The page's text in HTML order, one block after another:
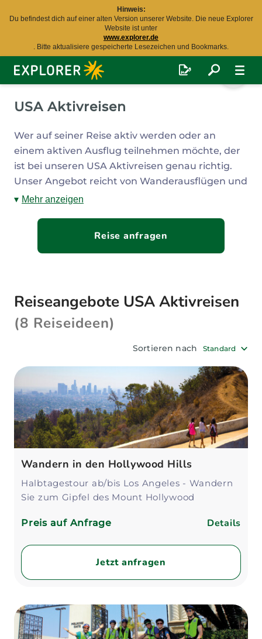
Hinweis:
Du befindest dich auf einer alten Version unserer Website. Die neue Explorer
Website ist unter
www.explorer.de
. Bitte aktualisiere gespeicherte Lesezeichen und Bookmarks.
Explorer
Fernreisen
USA Aktivreisen
Wer auf seiner Reise aktiv werden oder an
einem aktiven Ausflug teilnehmen möchte, der
ist bei unseren USA Aktivreisen genau richtig.
Unser Angebot reicht von Wanderausflügen und
Fahrradtouren über Wassersportaktivitäten, wie
für Sie bereithalten. Somit ist Ihnen ein
abenteuerlicher und abwechslungsreicher
USA Aktivreise beraten Sie unsere Explorer
Reiseexperten gerne.
Mehr anzeigen
Reise anfragen
Reiseangebote USA Aktivreisen
(8 Reiseideen)
Sortieren nach Standard
Wandern in den Hollywood Hills
Halbtagestour ab/bis Los Angeles - Wandern
Sie zum Gipfel des Mount Hollywood
Preis auf Anfrage Details
Jetzt anfragen